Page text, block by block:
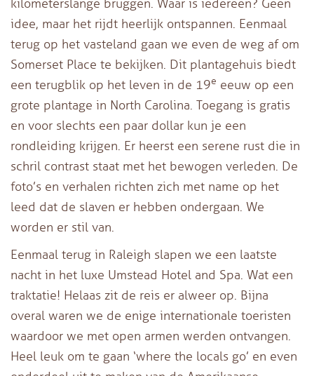
kilometerslange bruggen. Waar is iedereen? Geen
idee, maar het rijdt heerlijk ontspannen. Eenmaal
terug op het vasteland gaan we even de weg af om
Somerset Place te bekijken. Dit plantagehuis biedt
een terugblik op het leven in de 19e eeuw op een
grote plantage in North Carolina. Toegang is gratis
en voor slechts een paar dollar kun je een
rondleiding krijgen. Er heerst een serene rust die in
schril contrast staat met het bewogen verleden. De
foto’s en verhalen richten zich met name op het
leed dat de slaven er hebben ondergaan. We
worden er stil van.
Eenmaal terug in Raleigh slapen we een laatste
nacht in het luxe Umstead Hotel and Spa. Wat een
traktatie! Helaas zit de reis er alweer op. Bijna
overal waren we de enige internationale toeristen
waardoor we met open armen werden ontvangen.
Heel leuk om te gaan ‘where the locals go’ en even